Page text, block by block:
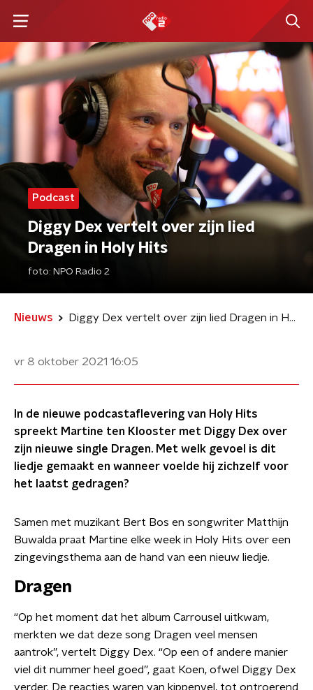
Podcast
Diggy Dex vertelt over zijn lied
Dragen in Holy Hits
foto: NPO Radio 2
Nieuws Diggy Dex vertelt over zijn lied Dragen in Holy Hits
vr 8 oktober 2021 16:05
In de nieuwe podcastaflevering van Holy Hits
spreekt Martine ten Klooster met Diggy Dex over
zijn nieuwe single Dragen. Met welk gevoel is dit
liedje gemaakt en wanneer voelde hij zichzelf voor
het laatst gedragen?
Samen met muzikant Bert Bos en songwriter Matthijn
Buwalda praat Martine elke week in Holy Hits over een
zingevingsthema aan de hand van een nieuw liedje.
Dragen
“Op het moment dat het album Carrousel uitkwam,
merkten we dat deze song Dragen veel mensen
aantrok”, vertelt Diggy Dex. “Op een of andere manier
viel dit nummer heel goed”, gaat Koen, ofwel Diggy Dex
verder. De reacties waren van kippenvel, tot ontroerend